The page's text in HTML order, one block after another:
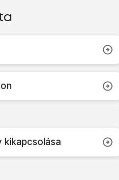
kikapcsolása